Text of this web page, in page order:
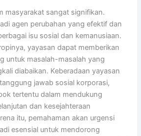
masyarakat sangat signifikan.
agen perubahan yang efektif dan
isu sosial dan kemanusiaan.
yayasan dapat memberikan
untuk masalah-masalah yang
diabaikan. Keberadaan yayasan
jawab sosial korporasi,
tertentu dalam mendukung
dan kesejahteraan
itu, pemahaman akan urgensi
esensial untuk mendorong